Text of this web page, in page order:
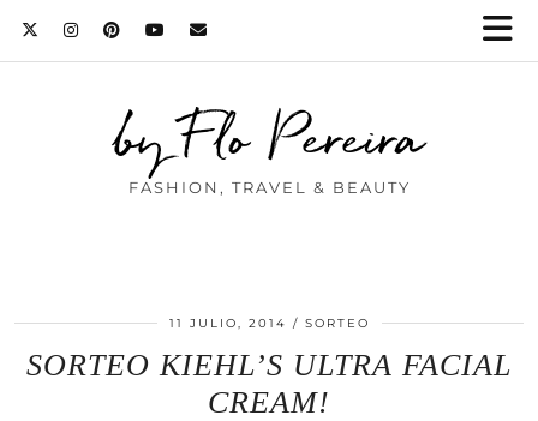
by Flo Pereira
FASHION, TRAVEL & BEAUTY
11 JULIO, 2014 SORTEO
SORTEO KIEHL’S ULTRA FACIAL
CREAM!